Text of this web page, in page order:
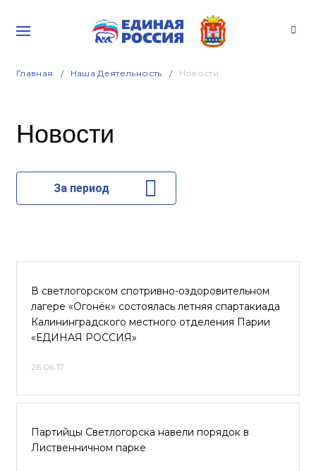
Главная Наша Деятельность Новости
Новости
За период
В светлогорском спотривно-оздоровительном
лагере «Огонёк» состоялась летняя спартакиада
Калининградского местного отделения Парии
«ЕДИНАЯ РОССИЯ»
26.06.17
Партийцы Светлогорска навели порядок в
Лиственничном парке